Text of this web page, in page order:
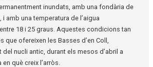
inundats, amb una fondària de
i amb una temperatura de l’aigua
18 i 25 graus. Aquestes condicions tan
ofereixen les Basses d’en Coll,
nucli antic, durant els mesos d’abril a
què creix l’arròs.